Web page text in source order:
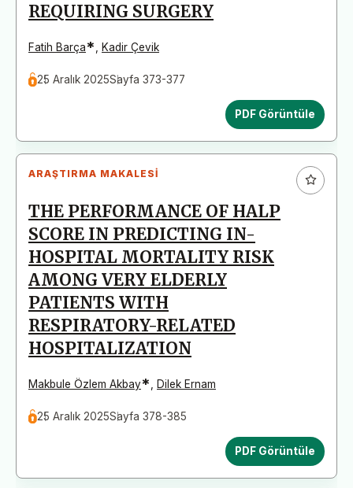
REQUIRING SURGERY
Fatih Barça* Kadir Çevik
25 Aralık 2025Sayfa 373-377
PDF Görüntüle
ARAŞTIRMA MAKALESI
THE PERFORMANCE OF HALP
SCORE IN PREDICTING IN-
HOSPITAL MORTALITY RISK
AMONG VERY ELDERLY
PATIENTS WITH
RESPIRATORY-RELATED
HOSPITALIZATION
Makbule Özlem Akbay* Dilek Ernam
25 Aralık 2025Sayfa 378-385
PDF Görüntüle